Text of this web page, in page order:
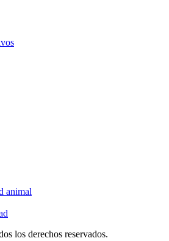
animal
los derechos reservados.